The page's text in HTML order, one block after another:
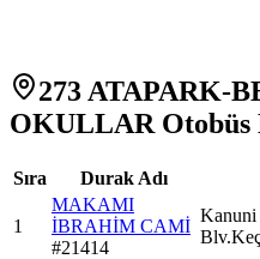
273 ATAPARK-
OKULLAR Otobüs
Sıra Durak Adı
1
MAKAMI
İBRAHİM CAMİ
#21414